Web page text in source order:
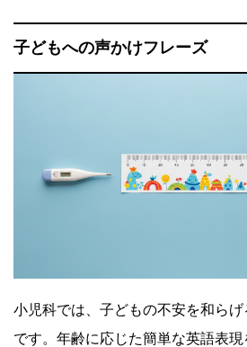
子どもへの声かけフレーズ
小児科では、子どもの不安を和ら
です。年齢に応じた簡単な英語表現